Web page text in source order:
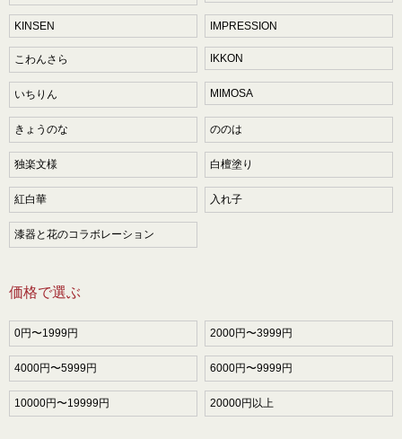
KINSEN IMPRESSION
こわんさら IKKON
いちりん MIMOSA
きょうのな ののは
独楽文様 白檀塗り
紅白華 入れ子
漆器と花のコラボレーション
価格で選ぶ
0円〜1999円 2000円〜3999円
4000円〜5999円 6000円〜9999円
10000円〜19999円 20000円以上